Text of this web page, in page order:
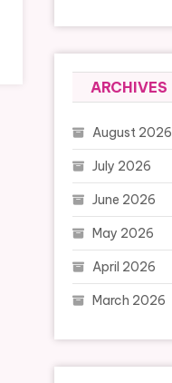
ARCHIVES
August 2026
July 2026
June 2026
May 2026
April 2026
March 2026